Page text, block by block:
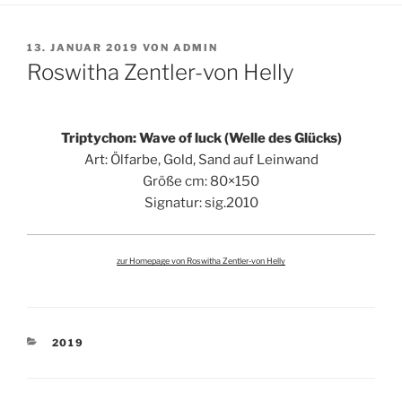
VERÖFFENTLICHT
AM
13. JANUAR 2019 VON ADMIN
Roswitha Zentler-von Helly
Triptychon: Wave of luck (Welle des Glücks)
Art: Ölfarbe, Gold, Sand auf Leinwand
Größe cm: 80×150
Signatur: sig.2010
zur Homepage von Roswitha Zentler-von Helly
KATEGORIEN
2019